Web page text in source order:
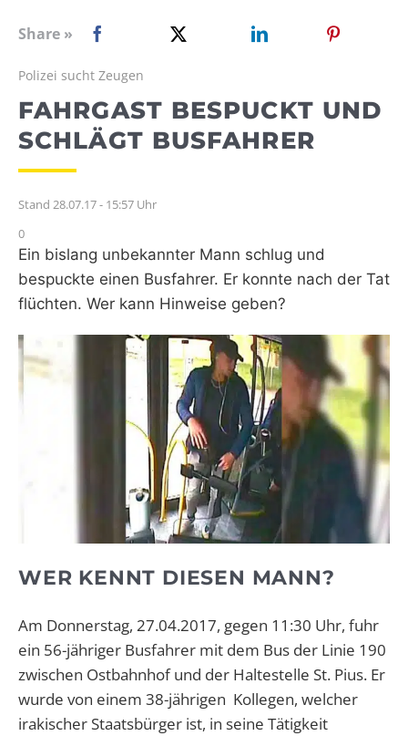
WEBRADIO
Share »
Polizei sucht Zeugen
FAHRGAST BESPUCKT UND
SCHLÄGT BUSFAHRER
Stand 28.07.17 - 15:57 Uhr
0
Ein bislang unbekannter Mann schlug und
bespuckte einen Busfahrer. Er konnte nach der Tat
flüchten. Wer kann Hinweise geben?
WER KENNT DIESEN MANN?
Am Donnerstag, 27.04.2017, gegen 11:30 Uhr, fuhr
ein 56-jähriger Busfahrer mit dem Bus der Linie 190
zwischen Ostbahnhof und der Haltestelle St. Pius. Er
wurde von einem 38-jährigen Kollegen, welcher
irakischer Staatsbürger ist, in seine Tätigkeit